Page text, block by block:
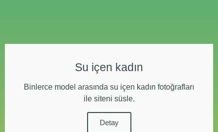
Su içen kadın
Binlerce model arasında su içen kadın fotoğrafları
ile siteni süsle.
Detay